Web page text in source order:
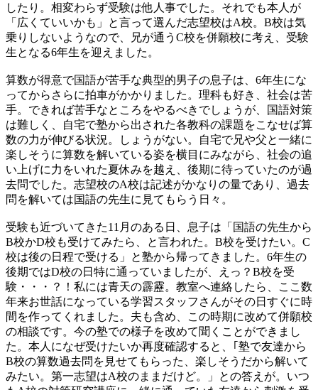
したり。相変わらず受験は他人事でした。それでも本人が
「広くていいかも」と言って選んだ志望校はA校。B校は気
乗りしないようなので、兄が通うC校を併願校に考え、受験
生となる6年生を迎えました。
算数が得意で国語が苦手な典型的男子の息子は、6年生にな
ってからさらに拍車がかかりました。理科も好き、社会は苦
手。できれば苦手なところをやるべきでしょうが、国語対策
は難しく、自宅で塾から出された各教科の課題をこなせば算
数の力が伸びる状況。しょうがない。自宅で兄や父と一緒に
楽しそうに算数を解いている姿を横目にみながら、社会の追
い上げに力をいれた夏休みを越え、後期に待っていたのが過
去問でした。志望校のA校は記述がかなりの量であり、過去
問を解いては国語の先生に見てもらう日々。
受験も近づいてきた11月のある日、息子は「国語の先生から
B校かD校も受けてみたら、と言われた。B校を受けたい。C
校は後の日程で受ける」と塾から帰ってきました。6年生の
後期ではD校の日特に通っていましたが、えっ？B校を受
験・・・？！私には青天の霹靂。教室へ連絡したら、ここ数
年来お世話になっている学習スタッフさんがその日すぐに時
間を作ってくれました。夫も含め、この時期に改めて併願校
の相談です。今の塾での様子を改めて聞くことができまし
た。本人になぜ受けたいか再度確認すると、｢塾で友達から
B校の算数過去問を見せてもらった、楽しそうだから解いて
みたい。第一志望はA校のままだけど。」との答えが。いつ